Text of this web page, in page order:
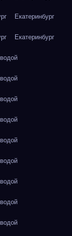
Екатеринбург
Екатеринбург